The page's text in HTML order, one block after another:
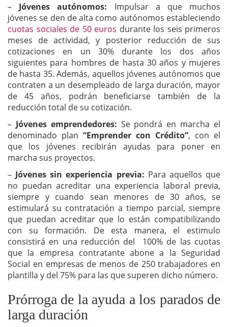
– Jóvenes autónomos: Impulsar a que muchos
jóvenes se den de alta como autónomos estableciendo
cuotas sociales de 50 euros durante los seis primeros
meses de actividad, y posterior reducción de sus
cotizaciones en un 30% durante los dos años
siguientes para hombres de hasta 30 años y mujeres
de hasta 35. Además, aquellos jóvenes autónomos que
contraten a un desempleado de larga duración, mayor
de 45 años, podrán beneficiarse también de la
reducción total de su cotización.
– Jóvenes emprendedores: Se pondrá en marcha el
denominado plan “Emprender con Crédito”, con el
que los jóvenes recibirán ayudas para poner en
marcha sus proyectos.
– Jóvenes sin experiencia previa: Para aquellos que
no puedan acreditar una experiencia laboral previa,
siempre y cuando sean menores de 30 años, se
estimulará su contratación a tiempo parcial, siempre
que puedan acreditar que lo están compatibilizando
con su formación. De esta manera, el estimulo
consistirá en una reducción del 100% de las cuotas
que la empresa contratante abone a la Seguridad
Social en empresas de menos de 250 trabajadores en
plantilla y del 75% para las que superen dicho número.
Prórroga de la ayuda a los parados de
larga duración